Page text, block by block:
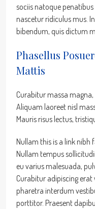
sociis natoque
nascetur ridiculus mus.
bibendum, quis dictum
Phasellus
Mattis
Curabitur massa
Aliquam laoreet nisl
Mauris risus lectus,
Nullam this is a link nibh
Nullam tempus
eu varius malesuada,
Curabitur adipiscing
pharetra interdum
porttitor. Praesent